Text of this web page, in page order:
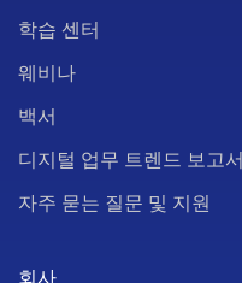
학습 센터
웨비나
백서
디지털 업무 트렌드 보고서
자주 묻는 질문 및 지원
회사